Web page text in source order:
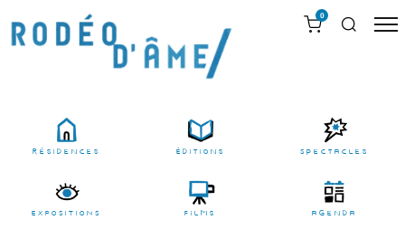
0
résidences Éditions Spectacles
EXPOSITIONS films agenda